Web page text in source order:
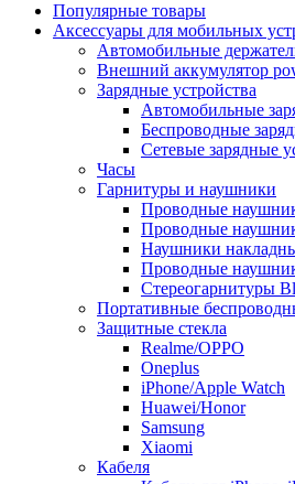
Популярные товары
Аксессуары для мобильных
Автомобильные
Внешний аккумулятор
Зарядные устройства
Автомобильные
Беспроводные
Сетевые зарядные
Часы
Гарнитуры и наушники
Проводные
Проводные
Наушники
Проводные
Стереогарнитуры
Портативные
Защитные стекла
Realme/OPPO
Oneplus
iPhone/Apple Watch
Huawei/Honor
Samsung
Xiaomi
Кабеля